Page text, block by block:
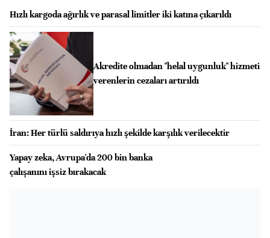
Hızlı kargoda ağırlık ve parasal limitler iki katına çıkarıldı
Akredite olmadan "helal uygunluk" hizmeti
verenlerin cezaları artırıldı
İran: Her türlü saldırıya hızlı şekilde karşılık verilecektir
Yapay zeka, Avrupa'da 200 bin banka
çalışanını işsiz bırakacak